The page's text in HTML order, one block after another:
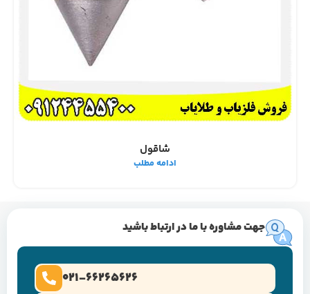
شاقول
ادامه مطلب
جهت مشاوره با ما در ارتباط باشید
021-66265626